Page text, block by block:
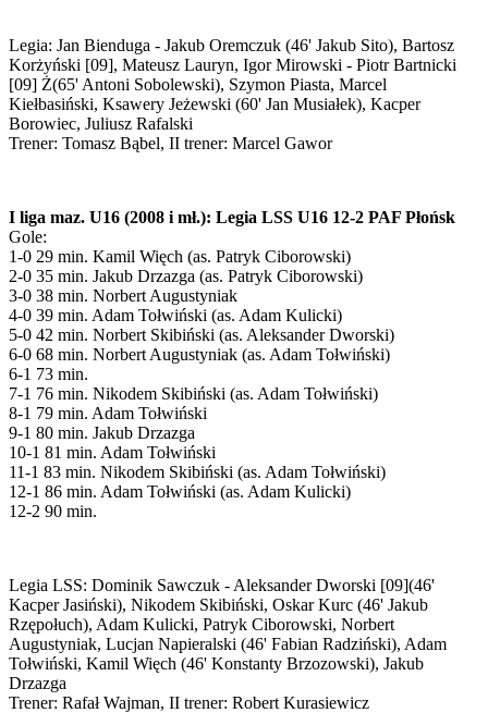
Legia: Jan Bienduga - Jakub Oremczuk (46' Jakub Sito), Bartosz
Korżyński [09], Mateusz Lauryn, Igor Mirowski - Piotr Bartnicki
[09] Ż(65' Antoni Sobolewski), Szymon Piasta, Marcel
Kiełbasiński, Ksawery Jeżewski (60' Jan Musiałek), Kacper
Borowiec, Juliusz Rafalski
Trener: Tomasz Bąbel, II trener: Marcel Gawor
I liga maz. U16 (2008 i mł.): Legia LSS U16 12-2 PAF Płońsk
Gole:
1-0 29 min. Kamil Więch (as. Patryk Ciborowski)
2-0 35 min. Jakub Drzazga (as. Patryk Ciborowski)
3-0 38 min. Norbert Augustyniak
4-0 39 min. Adam Tołwiński (as. Adam Kulicki)
5-0 42 min. Norbert Skibiński (as. Aleksander Dworski)
6-0 68 min. Norbert Augustyniak (as. Adam Tołwiński)
6-1 73 min.
7-1 76 min. Nikodem Skibiński (as. Adam Tołwiński)
8-1 79 min. Adam Tołwiński
9-1 80 min. Jakub Drzazga
10-1 81 min. Adam Tołwiński
11-1 83 min. Nikodem Skibiński (as. Adam Tołwiński)
12-1 86 min. Adam Tołwiński (as. Adam Kulicki)
12-2 90 min.
Legia LSS: Dominik Sawczuk - Aleksander Dworski [09](46'
Kacper Jasiński), Nikodem Skibiński, Oskar Kurc (46' Jakub
Rzępołuch), Adam Kulicki, Patryk Ciborowski, Norbert
Augustyniak, Lucjan Napieralski (46' Fabian Radziński), Adam
Tołwiński, Kamil Więch (46' Konstanty Brzozowski), Jakub
Drzazga
Trener: Rafał Wajman, II trener: Robert Kurasiewicz